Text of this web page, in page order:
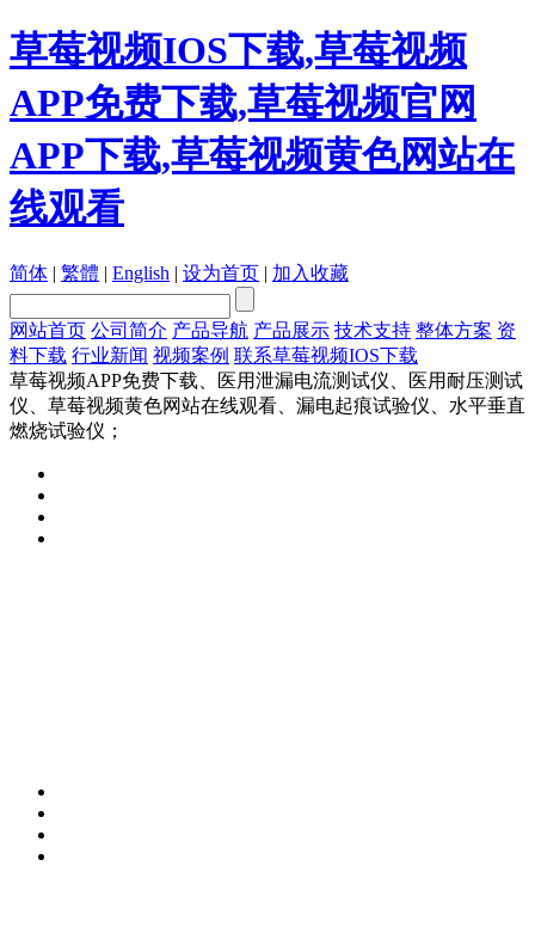
草莓视频IOS下载,草莓视频
APP免费下载,草莓视频官网
APP下载,草莓视频黄色网站在
线观看
简体 | 繁體 | English | 设为首页 | 加入收藏
网站首页 公司简介 产品导航 产品展示 技术支持 整体方案 资
料下载 行业新闻 视频案例 联系草莓视频IOS下载
草莓视频APP免费下载、医用泄漏电流测试仪、医用耐压测试
仪、草莓视频黄色网站在线观看、漏电起痕试验仪、水平垂直
燃烧试验仪；